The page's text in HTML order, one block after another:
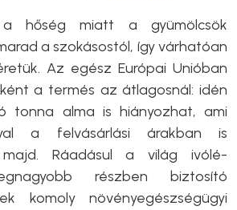
hőség miatt a gyümölcsök
a szokásostól, így várhatóan
Az egész Európai Unióban
a termés az átlagosnál: idén
tonna alma is hiányozhat, ami
a felvásárlási árakban is
majd. Ráadásul a világ ivólé-
részben biztosító
komoly növényegészségügyi